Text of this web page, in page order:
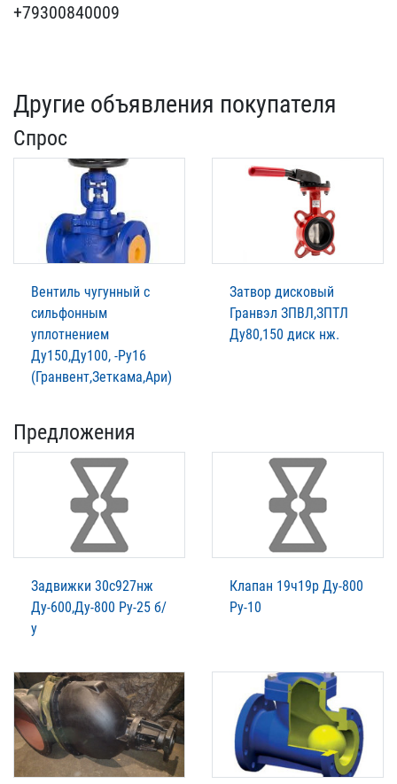
+79300840009
Другие объявления покупателя
Спрос
Вентиль чугунный с
сильфонным
уплотнением
Ду150,Ду100, -Ру16
(Гранвент,Зеткама,Ари)
Затвор дисковый
Гранвэл ЗПВЛ,ЗПТЛ
Ду80,150 диск нж.
Предложения
Задвижки 30с927нж
Ду-600,Ду-800 Ру-25 б/
у
Клапан 19ч19р Ду-800
Ру-10